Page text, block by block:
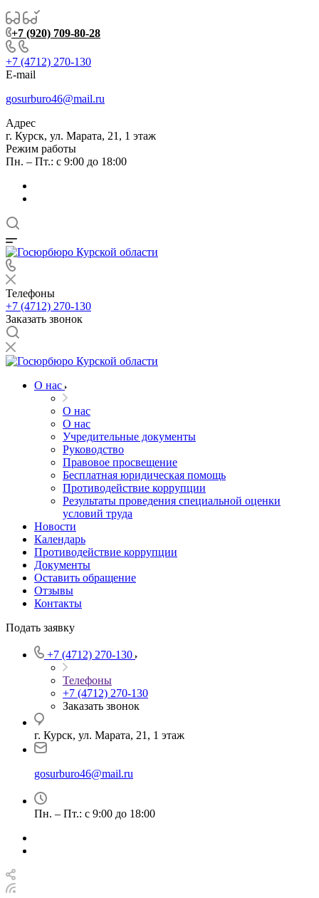
+7 (920) 709-80-28
+7 (4712) 270-130
E-mail
gosurburo46@mail.ru
Адрес
г. Курск, ул. Марата, 21, 1 этаж
Режим работы
Пн. – Пт.: с 9:00 до 18:00
Телефоны
+7 (4712) 270-130
Заказать звонок
О нас
О нас
О нас
Учредительные документы
Руководство
Правовое просвещение
Бесплатная юридическая помощь
Противодействие коррупции
Результаты проведения специальной оценки
условий труда
Новости
Календарь
Противодействие коррупции
Документы
Оставить обращение
Отзывы
Контакты
Подать заявку
+7 (4712) 270-130
Телефоны
+7 (4712) 270-130
Заказать звонок
г. Курск, ул. Марата, 21, 1 этаж
gosurburo46@mail.ru
Пн. – Пт.: с 9:00 до 18:00